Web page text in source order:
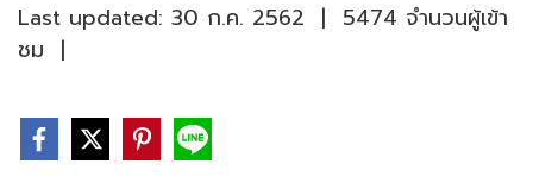
Last updated: 30 ก.ค. 2562 | 5474 จำนวนผู้เข้า
ชม |